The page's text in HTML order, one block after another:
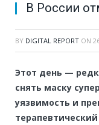
В России
BY DIGITAL REPORT ON
Этот день —
снять маску
уязвимость и